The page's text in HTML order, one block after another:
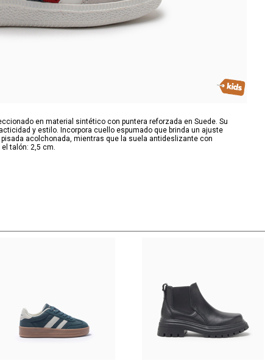
en material sintético con puntera reforzada en Suede. Su
y estilo. Incorpora cuello espumado que brinda un ajuste
acolchonada, mientras que la suela antideslizante con
talón: 2,5 cm.